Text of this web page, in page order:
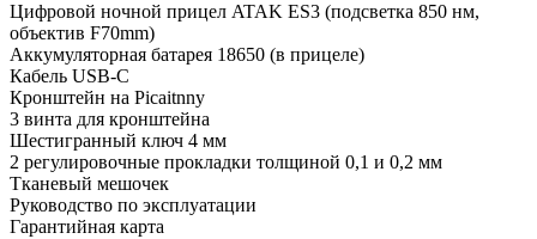
Цифровой ночной прицел ATAK ES3 (подсветка 850 нм,
объектив F70mm)
Аккумуляторная батарея 18650 (в прицеле)
Кабель USB-C
Кронштейн на Picaitnny
3 винта для кронштейна
Шестигранный ключ 4 мм
2 регулировочные прокладки толщиной 0,1 и 0,2 мм
Тканевый мешочек
Руководство по эксплуатации
Гарантийная карта